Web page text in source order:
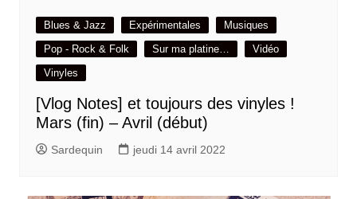
Blues & Jazz Expérimentales
Musiques
Pop - Rock & Folk
Sur ma platine…
Vidéo
Vinyles
[Vlog Notes] et toujours des vinyles !
Mars (fin) – Avril (début)
Sardequin jeudi 14 avril 2022